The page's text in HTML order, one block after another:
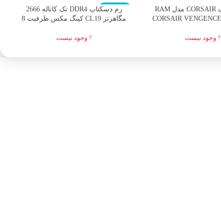
رم دسکتاپ CORSAIR مدل RAM
CORSAIR
? وجود نیست
اتمام موجودی
رم دسکتاپ DDR4 تک کاناله 2666
مگاهرتز CL19 کینگ مکس ظرفیت 8
? وجود نیست